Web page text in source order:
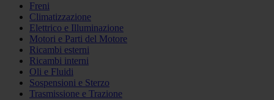
Freni
Climatizzazione
Elettrico e Illuminazione
Motori e Parti del Motore
Ricambi esterni
Ricambi interni
Oli e Fluidi
Sospensioni e Sterzo
Trasmissione e Trazione